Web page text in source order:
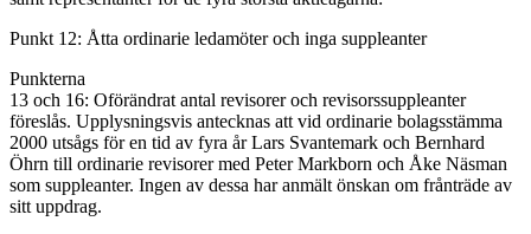
Punkt 12: Åtta ordinarie ledamöter och inga suppleanter
Punkterna
13 och 16: Oförändrat antal revisorer och revisorssuppleanter
föreslås. Upplysningsvis antecknas att vid ordinarie bolagsstämma
2000 utsågs för en tid av fyra år Lars Svantemark och Bernhard
Öhrn till ordinarie revisorer med Peter Markborn och Åke Näsman
som suppleanter. Ingen av dessa har anmält önskan om frånträde av
sitt uppdrag.